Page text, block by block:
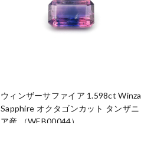
ウィンザーサファイア 1.598ct Winza
Sapphire オクタゴンカット タンザニ
ア産 （WEB00044）